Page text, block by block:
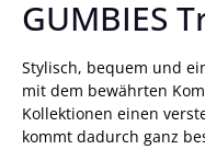
GUMBIES
Stylisch, bequem und
mit dem bewährten
Kollektionen einen
kommt dadurch ganz